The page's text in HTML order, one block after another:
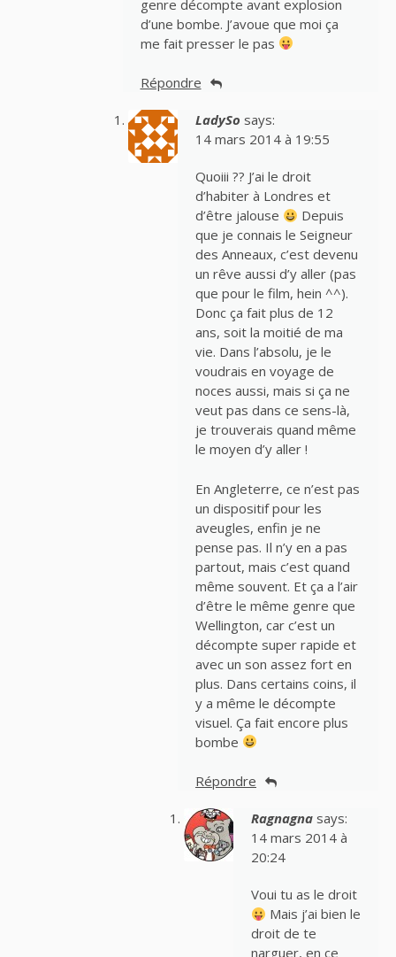
genre décompte avant explosion
d’une bombe. J’avoue que moi ça
me fait presser le pas
Répondre
LadySo says:
14 mars 2014 à 19:55
Quoiii ?? J’ai le droit
d’habiter à Londres et
d’être jalouse
Depuis
que je connais le Seigneur
des Anneaux, c’est devenu
un rêve aussi d’y aller (pas
que pour le film, hein ^^).
Donc ça fait plus de 12
ans, soit la moitié de ma
vie. Dans l’absolu, je le
voudrais en voyage de
noces aussi, mais si ça ne
veut pas dans ce sens-là,
je trouverais quand même
le moyen d’y aller !
En Angleterre, ce n’est pas
un dispositif pour les
aveugles, enfin je ne
pense pas. Il n’y en a pas
partout, mais c’est quand
même souvent. Et ça a l’air
d’être le même genre que
Wellington, car c’est un
décompte super rapide et
avec un son assez fort en
plus. Dans certains coins, il
y a même le décompte
visuel. Ça fait encore plus
bombe
Répondre
Ragnagna says:
14 mars 2014 à
20:24
Voui tu as le droit
Mais j’ai bien le
droit de te
narguer, en ce